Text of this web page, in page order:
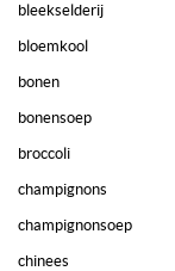
bleekselderij
bloemkool
bonen
bonensoep
broccoli
champignons
champignonsoep
chinees